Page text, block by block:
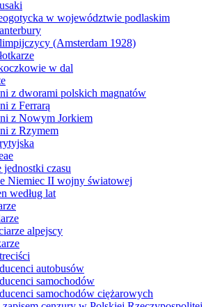
w województwie podlaskim
(Amsterdam 1928)
w dal
z dworami polskich magnatów
z Ferrarą
z Nowym Jorkiem
z Rzymem
czasu
Niemiec II wojny światowej
według lat
alpejscy
autobusów
samochodów
samochodów ciężarowych